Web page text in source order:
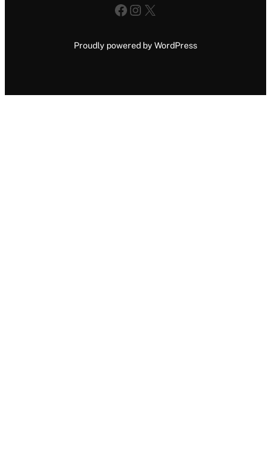
Facebook
Instagram
X
Proudly powered by WordPress